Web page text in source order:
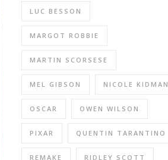
LUC BESSON
MARGOT ROBBIE
MARTIN SCORSESE
MEL GIBSON NICOLE KIDMAN
OSCAR OWEN WILSON
PIXAR QUENTIN TARANTINO
REMAKE RIDLEY SCOTT